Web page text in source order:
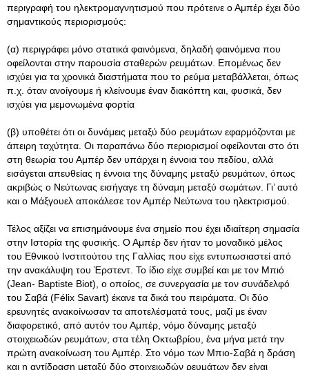
περιγραφή του ηλεκτρομαγνητισμού που πρότεινε ο Αμπέρ έχει δύο
σημαντικούς περιορισμούς:
(α) περιγράφει μόνο στατικά φαινόμενα, δηλαδή φαινόμενα που
οφείλονται στην παρουσία σταθερών ρευμάτων. Επομένως δεν
ισχύει για τα χρονικά διαστήματα που το ρεύμα μεταβάλλεται, όπως
π.χ. όταν ανοίγουμε ή κλείνουμε έναν διακόπτη και, φυσικά, δεν
ισχύει για μεμονωμένα φορτία
(β) υποθέτει ότι οι δυνάμεις μεταξύ δύο ρευμάτων εφαρμόζονται με
άπειρη ταχύτητα. Οι παραπάνω δύο περιορισμοί οφείλονται στο ότι
στη θεωρία του Αμπέρ δεν υπάρχει η έννοια του πεδίου, αλλά
εισάγεται απευθείας η έννοια της δύναμης μεταξύ ρευμάτων, όπως
ακριβώς ο Νεύτωνας εισήγαγε τη δύναμη μεταξύ σωμάτων. Γι’ αυτό
και ο Μάξγουελ αποκάλεσε τον Αμπέρ Νεύτωνα του ηλεκτρισμού.
Τέλος αξίζει να επισημάνουμε ένα σημείο που έχει ιδιαίτερη σημασία
στην Ιστορία της φυσικής. Ο Αμπέρ δεν ήταν το μοναδικό μέλος
του Εθνικού Ινστιτούτου της Γαλλίας που είχε εντυπωσιαστεί από
την ανακάλυψη του Έρστεντ. Το ίδιο είχε συμβεί και με τον Μπιό
(Jean- Baptiste Biot), ο οποίος, σε συνεργασία με τον συνάδελφό
του Σαβά (Félix Savart) έκανε τα δικά του πειράματα. Οι δύο
ερευνητές ανακοίνωσαν τα αποτελέσματά τους, μαζί με έναν
διαφορετικό, από αυτόν του Αμπέρ, νόμο δύναμης μεταξύ
στοιχειωδών ρευμάτων, στα τέλη Οκτωβρίου, ένα μήνα μετά την
πρώτη ανακοίνωση του Αμπέρ. Στο νόμο των Μπιο-Σαβά η δράση
και η αντίδραση μεταξύ δύο στοιχειωδών ρευμάτων δεν είναι